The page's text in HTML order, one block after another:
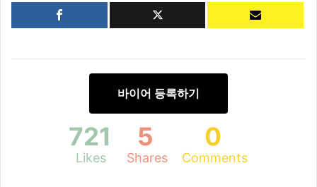
바이어 등록하기
721
Likes
5
Shares
0
Comments